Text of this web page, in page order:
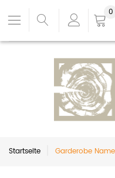
0
Startseite Garderobe Name